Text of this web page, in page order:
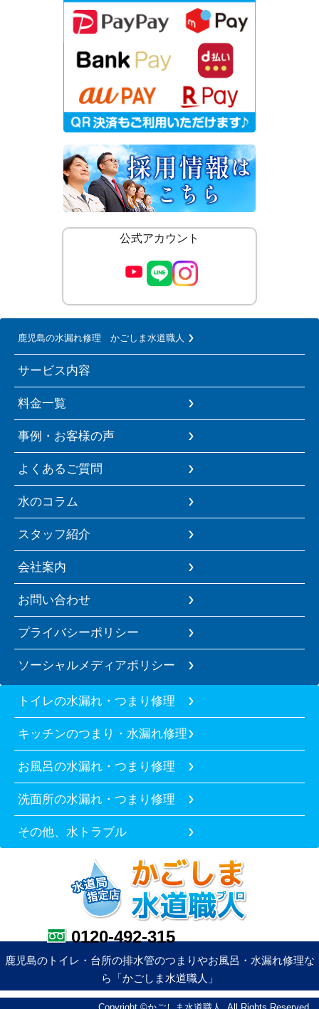
公式アカウント
鹿児島の水漏れ修理 かごしま水道職人
サービス内容
料金一覧
事例・お客様の声
よくあるご質問
水のコラム
スタッフ紹介
会社案内
お問い合わせ
プライバシーポリシー
ソーシャルメディアポリシー
トイレの水漏れ・つまり修理
キッチンのつまり・水漏れ修理
お風呂の水漏れ・つまり修理
洗面所の水漏れ・つまり修理
その他、水トラブル
0120-492-315
鹿児島のトイレ・台所の排水管のつまりやお風呂・水漏れ修理な
ら「かごしま水道職人」